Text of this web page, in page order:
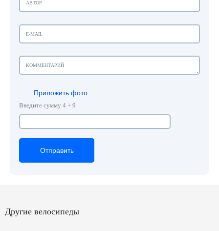
Приложить фото
Введите сумму 4 + 9
Отправить
Отправить
Отправить
Другие велосипеды